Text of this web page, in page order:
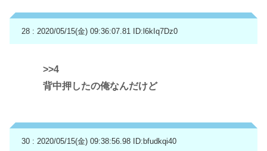
28 : 2020/05/15(金) 09:36:07.81 ID:l6kIq7Dz0
>>4
背中押したの俺なんだけど
30 : 2020/05/15(金) 09:38:56.98 ID:bfudkqi40